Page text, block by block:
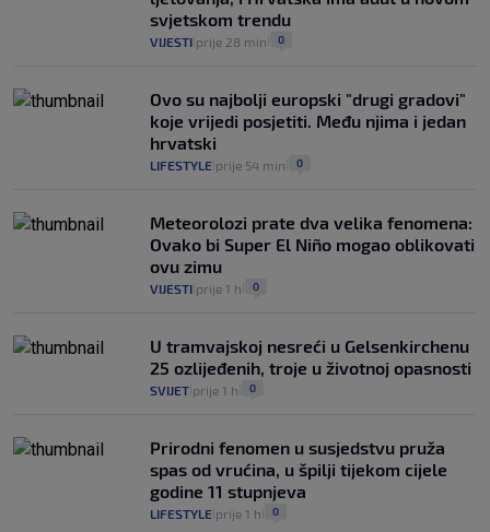
bravara u povijesti Hrvatske
VIJESTI 16
svjetskom trendu
VIJESTI prije 28 min 0
Ovo su najbolji europski "drugi gradovi"
koje vrijedi posjetiti. Među njima i jedan
hrvatski
LIFESTYLE prije 54 min 0
Meteorolozi prate dva velika fenomena:
Ovako bi Super El Niño mogao oblikovati
ovu zimu
VIJESTI prije 1 h 0
U tramvajskoj nesreći u Gelsenkirchenu
25 ozlijeđenih, troje u životnoj opasnosti
SVIJET prije 1 h 0
Prirodni fenomen u susjedstvu pruža
spas od vrućina, u špilji tijekom cijele
godine 11 stupnjeva
LIFESTYLE prije 1 h 0